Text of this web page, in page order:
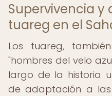
Supervivencia y
tuareg en el
Los tuareg,
"hombres del velo
largo de la historia
de adaptación a